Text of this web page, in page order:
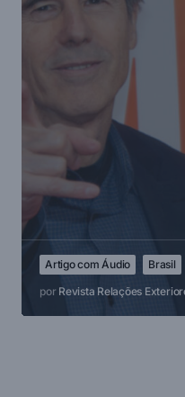
Artigo com Áudio Brasil
por Revista Relações